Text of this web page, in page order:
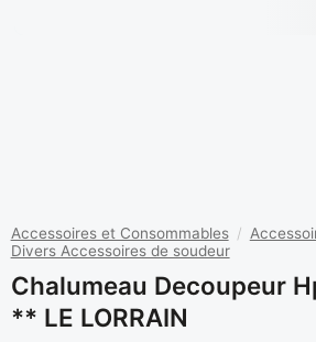
Accessoires et Consommables /
Divers Accessoires de soudeur
Chalumeau Decoupeur
** LE LORRAIN